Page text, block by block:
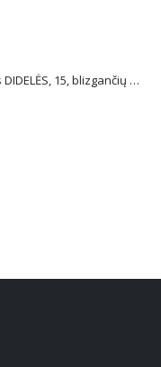
Plus Plus konstruktorius DIDELĖS, 15, blizgančių spalvų